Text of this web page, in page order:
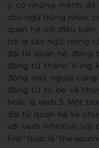
ý: có những mệnh
chủ ngữ trùng nhau;
quan hệ với điều
trò là tân ngữ; trong
đại từ quan hệ, động
động từ thành V-ing
động mọi người
động từ to be và
hoặc là verb 3. Một
đại từ quan hệ và
với verb infinitive với
first” hoặc là “the